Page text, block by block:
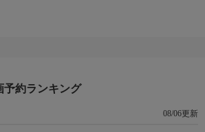
予約ランキング
08/06更新